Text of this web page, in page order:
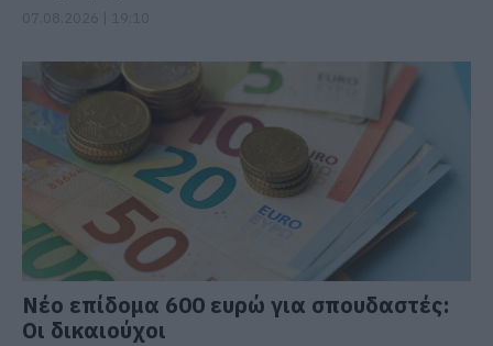
Νέο επίδομα 600 ευρώ για σπουδαστές:
Οι δικαιούχοι